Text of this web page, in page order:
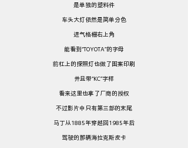
是单独的塑料件
车头大灯依然是简单分色
进气格栅右上角
能看到“TOYOTA”的字母
前杠上的探照灯也做了图案印刷
并且带“KC”字样
看来这里也拿了厂商的授权
不过影片中只有第三部的末尾
马丁从1885年穿越回1985年后
驾驶的那辆海拉克斯皮卡